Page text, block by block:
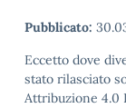
Pubblicato:
Eccetto dove
stato rilasciato
Attribuzione 4.0